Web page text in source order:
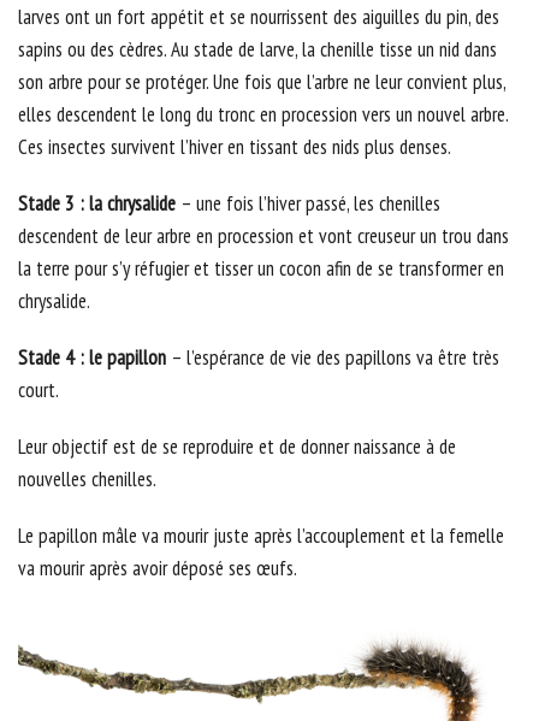
larves ont un fort appétit et se nourrissent des aiguilles du pin, des
sapins ou des cèdres. Au stade de larve, la chenille tisse un nid dans
son arbre pour se protéger. Une fois que l’arbre ne leur convient plus,
elles descendent le long du tronc en procession vers un nouvel arbre.
Ces insectes survivent l’hiver en tissant des nids plus denses.
Stade 3 : la chrysalide – une fois l’hiver passé, les chenilles
descendent de leur arbre en procession et vont creuseur un trou dans
la terre pour s’y réfugier et tisser un cocon afin de se transformer en
chrysalide.
Stade 4 : le papillon – l’espérance de vie des papillons va être très
court.
Leur objectif est de se reproduire et de donner naissance à de
nouvelles chenilles.
Le papillon mâle va mourir juste après l’accouplement et la femelle
va mourir après avoir déposé ses œufs.